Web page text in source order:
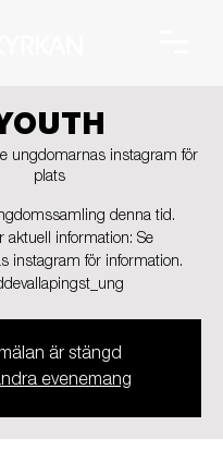
ungdomarnas instagram för
plats
denna tid.
aktuell information: Se
instagram för information.
är stängd
evenemang